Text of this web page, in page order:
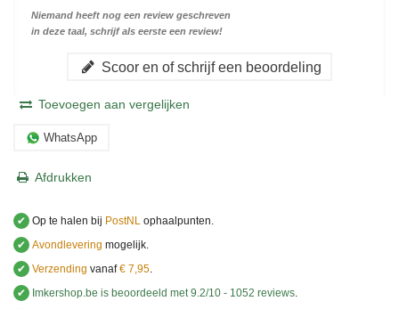
Niemand heeft nog een review geschreven
in deze taal, schrijf als eerste een review!
Scoor en of schrijf een beoordeling
Toevoegen aan vergelijken
WhatsApp
Afdrukken
✔ Op te halen bij PostNL ophaalpunten.
✔ Avondlevering mogelijk.
✔ Verzending vanaf€ 7,95.
✔
Imkershop.be is beoordeeld met9.2/10 - 1052 reviews.